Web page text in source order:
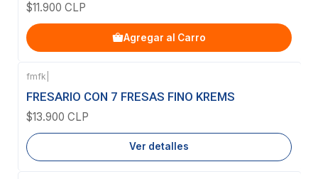
$11.900 CLP
Agregar al Carro
Agotado
fmfk
FRESARIO CON 7 FRESAS FINO KREMS
$13.900 CLP
Ver detalles